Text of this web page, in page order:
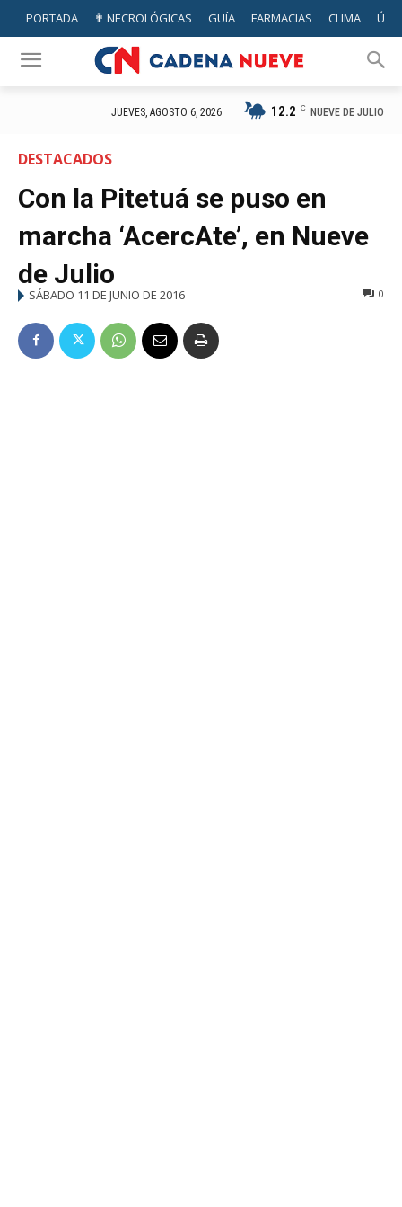
PORTADA ✟ NECROLÓGICAS GUÍA FARMACIAS CLIMA
JUEVES, AGOSTO 6, 2026 12.2 C NUEVE DE JULIO
DESTACADOS
Con la Pitetuá se puso en
marcha ‘AcercAte’, en Nueve
de Julio
SÁBADO 11 DE JUNIO DE 2016 0